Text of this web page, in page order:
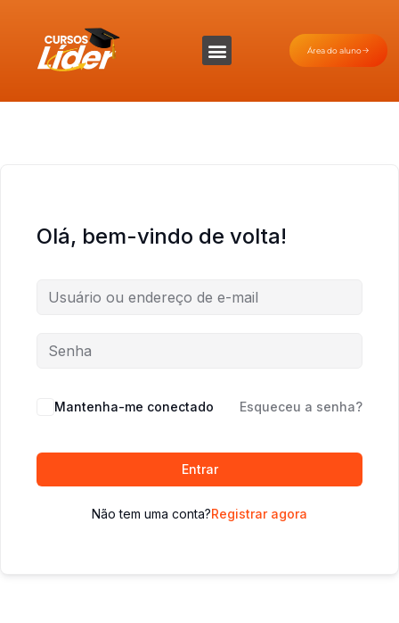
Área do aluno
Olá, bem-vindo de volta!
Mantenha-me conectado Esqueceu a senha?
Entrar
Não tem uma conta?Registrar agora